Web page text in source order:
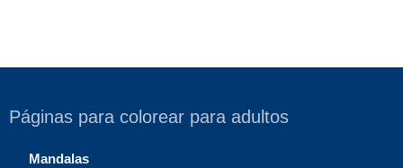
Páginas para colorear para adultos
Mandalas